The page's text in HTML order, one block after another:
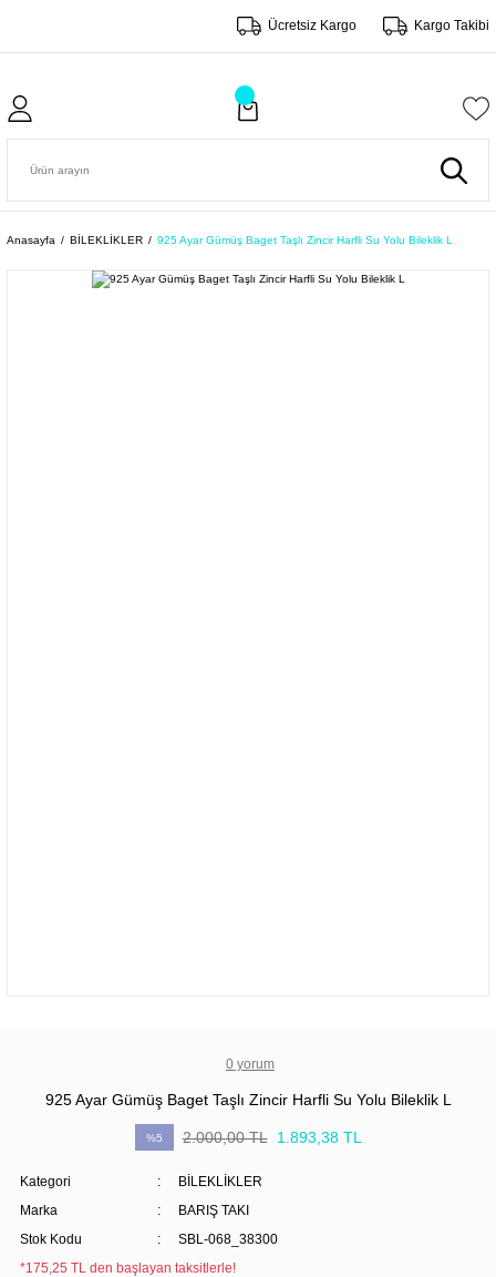
Ücretsiz Kargo Kargo Takibi
Anasayfa BİLEKLİKLER 925 Ayar Gümüş Baget Taşlı Zincir Harfli Su Yolu Bileklik L
0 yorum
925 Ayar Gümüş Baget Taşlı Zincir Harfli Su Yolu Bileklik L
%5 2.000,00 TL 1.893,38 TL
Kategori
BİLEKLİKLER
Marka
BARIŞ TAKI
Stok Kodu
SBL-068_38300
*175,25 TL den başlayan taksitlerle!